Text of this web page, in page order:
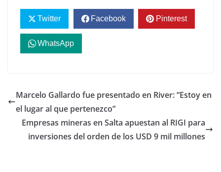
Twitter Facebook Pinterest
WhatsApp
Marcelo Gallardo fue presentado en River: “Estoy en
el lugar al que pertenezco”
Empresas mineras en Salta apuestan al RIGI para
inversiones del orden de los USD 9 mil millones